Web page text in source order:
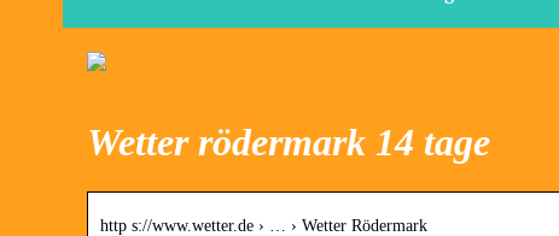
Wetter rödermark 14 tage
http s://www.wetter.de › … › Wetter Rödermark